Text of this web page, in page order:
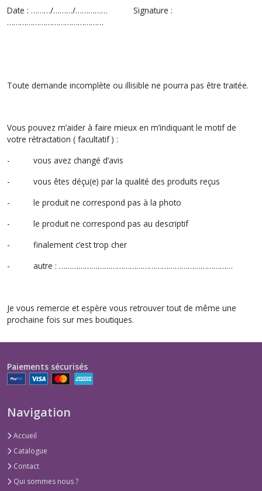
Date : ………/………/…………… Signature :
………………………………………
Toute demande incomplète ou illisible ne pourra pas être traitée.
Vous pouvez m’aider à faire mieux en m’indiquant le motif de
votre rétractation ( facultatif ) :
- vous avez changé d’avis
- vous êtes déçu(e) par la qualité des produits reçus
- le produit ne correspond pas à la photo
- le produit ne correspond pas au descriptif
- finalement c’est trop cher
- autre : ………………………………………………………………………
Je vous remercie et espère vous retrouver tout de même une
prochaine fois sur mes boutiques.
Paiements sécurisés
Navigation
Accueil
Catalogue
Contact
Qui sommes nous ?